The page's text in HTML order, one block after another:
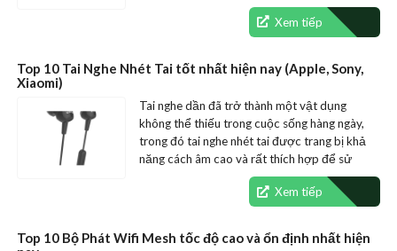
Xem tiếp
Top 10 Tai Nghe Nhét Tai tốt nhất hiện nay (Apple, Sony,
Xiaomi)
Tai nghe dần đã trở thành một vật dụng
không thể thiếu trong cuộc sống hàng ngày,
trong đó tai nghe nhét tai được trang bị khả
năng cách âm cao và rất thích hợp để sử
Xem tiếp
Top 10 Bộ Phát Wifi Mesh tốc độ cao và ổn định nhất hiện